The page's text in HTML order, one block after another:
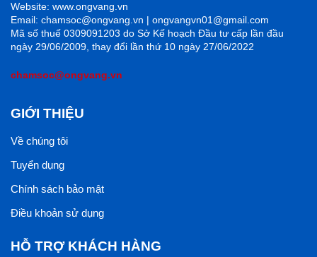
Website: www.ongvang.vn
Email: chamsoc@ongvang.vn | ongvangvn01@gmail.com
Mã số thuế 0309091203 do Sở Kế hoạch Đầu tư cấp lần đầu
ngày 29/06/2009, thay đổi lần thứ 10 ngày 27/06/2022
chamsoc@ongvang.vn
GIỚI THIỆU
Về chúng tôi
Tuyển dụng
Chính sách bảo mật
Điều khoản sử dụng
HỖ TRỢ KHÁCH HÀNG